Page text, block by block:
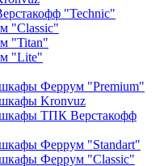
"Technic"
"Classic"
"Titan"
"Lite"
Феррум "Premium"
Kronvuz
ТПК Верстакофф
Феррум "Standart"
Феррум "Classic"